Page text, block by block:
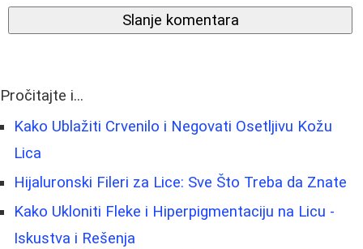
Slanje komentara
Pročitajte i...
Kako Ublažiti Crvenilo i Negovati Osetljivu Kožu
Lica
Hijaluronski Fileri za Lice: Sve Što Treba da Znate
Kako Ukloniti Fleke i Hiperpigmentaciju na Licu -
Iskustva i Rešenja